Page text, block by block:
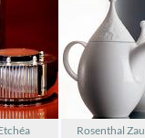
Rosenthal